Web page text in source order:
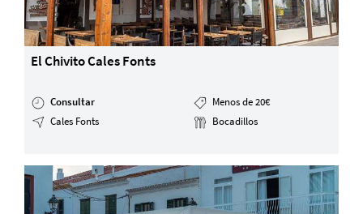
El Chivito Cales Fonts
Consultar
Menos de 20€
Cales Fonts
Bocadillos